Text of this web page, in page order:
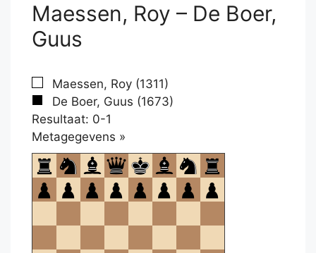
Maessen, Roy – De Boer,
Guus
Maessen, Roy (1311)
De Boer, Guus (1673)
Resultaat: 0-1
Metagegevens »
om
te
openen.